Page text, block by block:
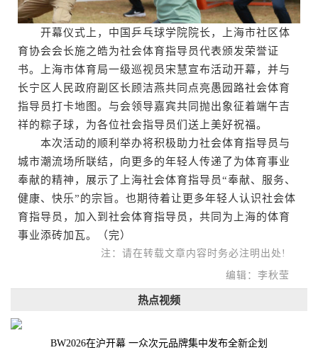
开幕仪式上，中国乒乓球学院院长，上海市社区体
育协会会长施之皓为社会体育指导员代表颁发荣誉证
书。上海市体育局一级巡视员宋慧宣布活动开幕，并与
长宁区人民政府副区长顾洁燕共同点亮愚园路社会体育
指导员打卡地图。与会领导嘉宾共同抛出象征着端午吉
祥的粽子球，为各位社会指导员们送上美好祝福。
本次活动的顺利举办将积极助力社会体育指导员与
城市潮流场所联结，向更多的年轻人传递了为体育事业
奉献的精神，展示了上海社会体育指导员“奉献、服务、
健康、快乐”的宗旨。也期待着让更多年轻人认识社会体
育指导员，加入到社会体育指导员，共同为上海的体育
事业添砖加瓦。（完）
注：请在转载文章内容时务必注明出处!
编辑：李秋莹
热点视频
BW2026在沪开幕 一众次元品牌集中发布全新企划